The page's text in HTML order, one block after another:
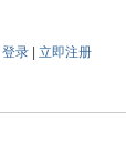
登录| 立即注册